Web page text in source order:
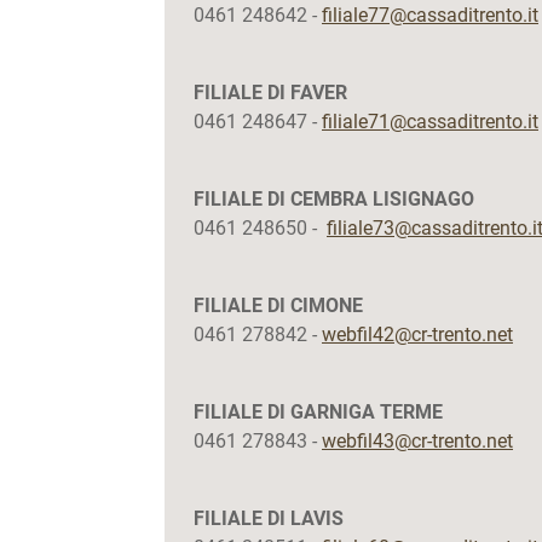
0461 248642 - filiale77@cassaditrento.it
FILIALE DI FAVER
0461 248647 - filiale71@cassaditrento.it
FILIALE DI CEMBRA LISIGNAGO
0461 248650 - filiale73@cassaditrento.it
FILIALE DI CIMONE
0461 278842 - webfil42@cr-trento.net
FILIALE DI GARNIGA TERME
0461 278843 - webfil43@cr-trento.net
FILIALE DI LAVIS